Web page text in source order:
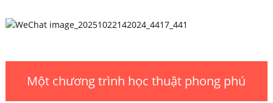
Một chương trình học thuật phong phú